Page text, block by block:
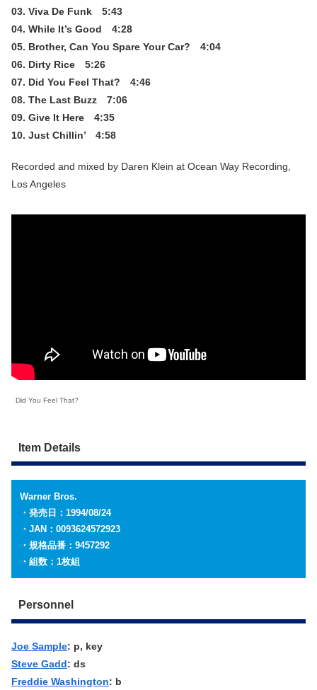
03. Viva De Funk 5:43
04. While It’s Good 4:28
05. Brother, Can You Spare Your Car? 4:04
06. Dirty Rice 5:26
07. Did You Feel That? 4:46
08. The Last Buzz 7:06
09. Give It Here 4:35
10. Just Chillin’ 4:58
Recorded and mixed by Daren Klein at Ocean Way Recording,
Los Angeles
Did You Feel That?
Item Details
Warner Bros.
・発売日：1994/08/24
・JAN：0093624572923
・規格品番：9457292
・組数：1枚組
Personnel
Joe Sample: p, key
Steve Gadd: ds
Freddie Washington: b